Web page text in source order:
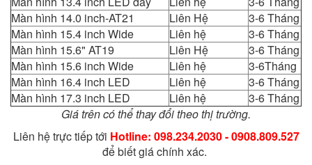
Màn hình 14.0 inch-AT21
Liên Hệ
3-6 Tháng
Màn hình 15.4 inch Wide
Liên hệ
3-6 Tháng
Màn hình 15.6" AT19
Liên Hệ
3-6 Tháng
Màn hình 15.6 inch Wide
Liên hệ
3-6Tháng
Màn hình 16.4 inch LED
Liên hệ
3-6 Tháng
Màn hình 17.3 inch LED
Liên hệ
3-6 Tháng
Giá trên có thể thay đổi theo thị trường.
Liên hệ trực tiếp tới Hotline: 098.234.2030 - 0908.809.527
để biết giá chính xác.